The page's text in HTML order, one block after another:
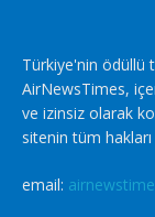
Türkiye'nin ödüllü
AirNewsTimes,
ve izinsiz olarak
sitenin tüm hakları
email: